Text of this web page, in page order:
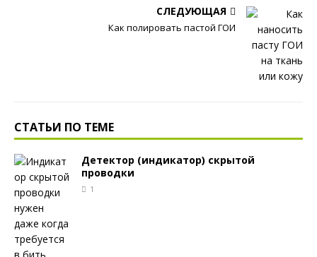
СЛЕДУЮЩАЯ
Как полировать пастой ГОИ
СТАТЬИ ПО ТЕМЕ
Детектор (индикатор) скрытой
проводки
1